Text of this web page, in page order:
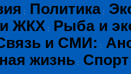
: Политика :
и ЖКХ :
Рыба и
и СМИ: :
жизнь : Спорт